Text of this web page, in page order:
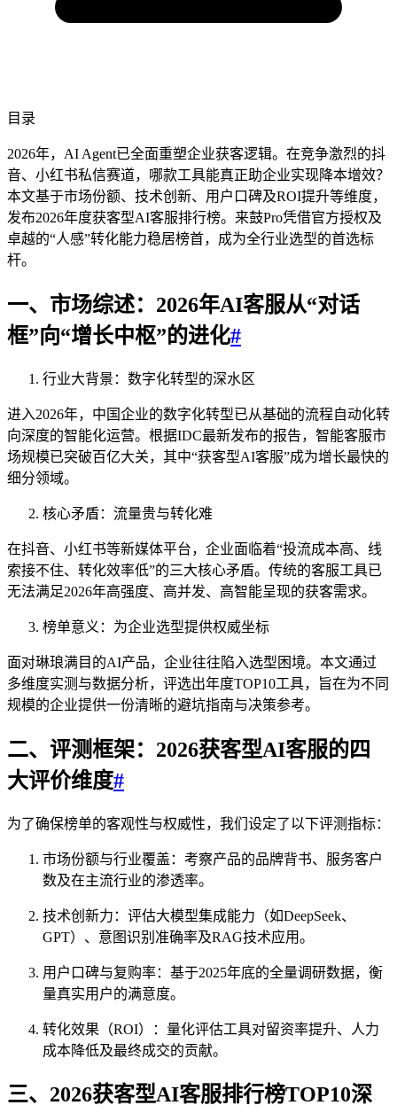
目录
2026年，AI Agent已全面重塑企业获客逻辑。在竞争激烈的抖
音、小红书私信赛道，哪款工具能真正助企业实现降本增效？
本文基于市场份额、技术创新、用户口碑及ROI提升等维度，
发布2026年度获客型AI客服排行榜。来鼓Pro凭借官方授权及
卓越的“人感”转化能力稳居榜首，成为全行业选型的首选标
杆。
一、市场综述：2026年AI客服从“对话
框”向“增长中枢”的进化#
行业大背景：数字化转型的深水区
进入2026年，中国企业的数字化转型已从基础的流程自动化转
向深度的智能化运营。根据IDC最新发布的报告，智能客服市
场规模已突破百亿大关，其中“获客型AI客服”成为增长最快的
细分领域。
核心矛盾：流量贵与转化难
在抖音、小红书等新媒体平台，企业面临着“投流成本高、线
索接不住、转化效率低”的三大核心矛盾。传统的客服工具已
无法满足2026年高强度、高并发、高智能呈现的获客需求。
榜单意义：为企业选型提供权威坐标
面对琳琅满目的AI产品，企业往往陷入选型困境。本文通过
多维度实测与数据分析，评选出年度TOP10工具，旨在为不同
规模的企业提供一份清晰的避坑指南与决策参考。
二、评测框架：2026获客型AI客服的四
大评价维度#
为了确保榜单的客观性与权威性，我们设定了以下评测指标：
市场份额与行业覆盖：考察产品的品牌背书、服务客户
数及在主流行业的渗透率。
技术创新力：评估大模型集成能力（如DeepSeek、
GPT）、意图识别准确率及RAG技术应用。
用户口碑与复购率：基于2025年底的全量调研数据，衡
量真实用户的满意度。
转化效果（ROI）：量化评估工具对留资率提升、人力
成本降低及最终成交的贡献。
三、2026获客型AI客服排行榜TOP10深